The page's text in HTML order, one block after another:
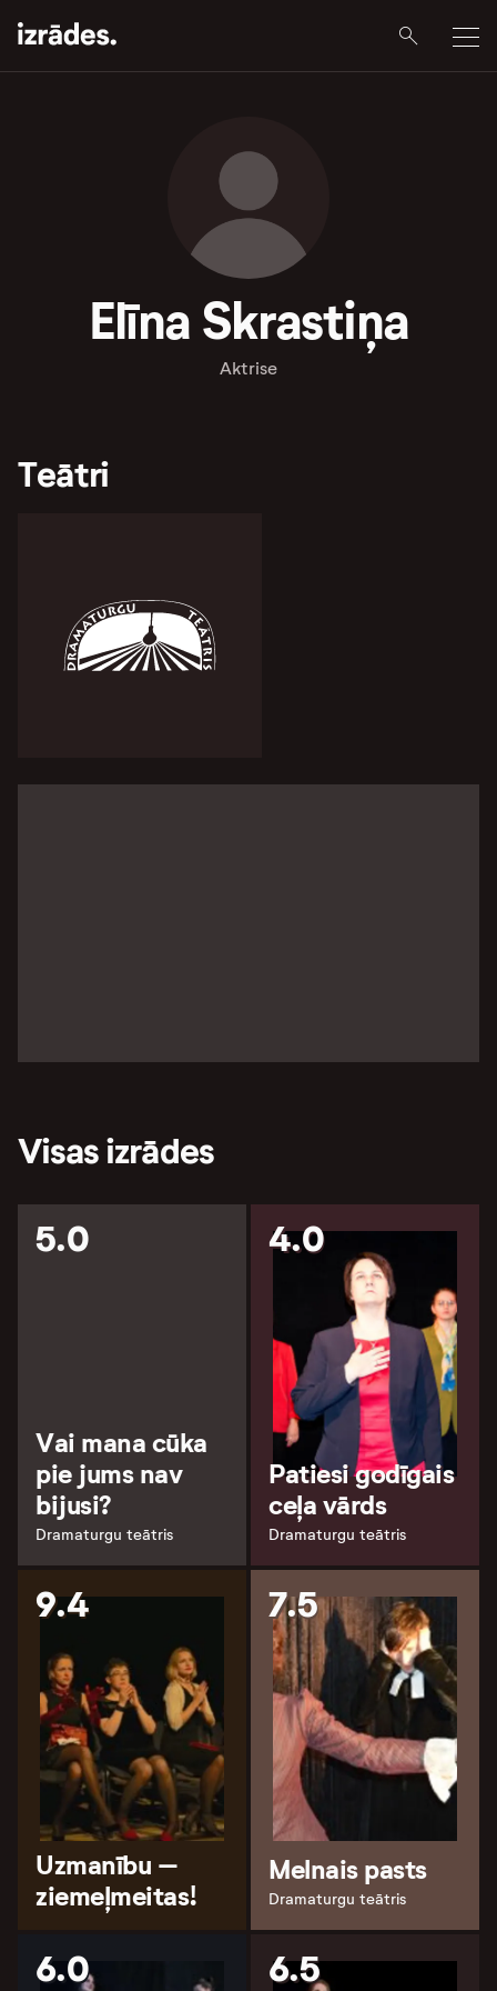
Elīna Skrastiņa
Aktrise
Teātri
Visas izrādes
5.0
Vai mana cūka
pie jums nav
bijusi?
Dramaturgu teātris
4.0
Patiesi godīgais
ceļa vārds
Dramaturgu teātris
9.4
Uzmanību –
ziemeļmeitas!
7.5
Melnais pasts
Dramaturgu teātris
6.0 6.5